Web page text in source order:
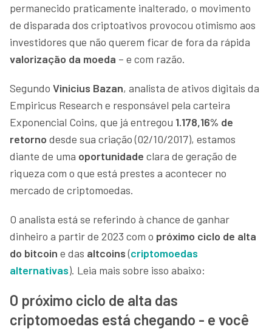
permanecido praticamente inalterado, o movimento
de disparada dos criptoativos provocou otimismo aos
investidores que não querem ficar de fora da rápida
valorização da moeda – e com razão.
Segundo Vinicius Bazan, analista de ativos digitais da
Empiricus Research e responsável pela carteira
Exponencial Coins, que já entregou 1.178,16% de
retorno desde sua criação (02/10/2017), estamos
diante de uma oportunidade clara de geração de
riqueza com o que está prestes a acontecer no
mercado de criptomoedas.
O analista está se referindo à chance de ganhar
dinheiro a partir de 2023 com o próximo ciclo de alta
do bitcoin e das altcoins(criptomoedas
alternativas). Leia mais sobre isso abaixo:
O próximo ciclo de alta das
criptomoedas está chegando - e você